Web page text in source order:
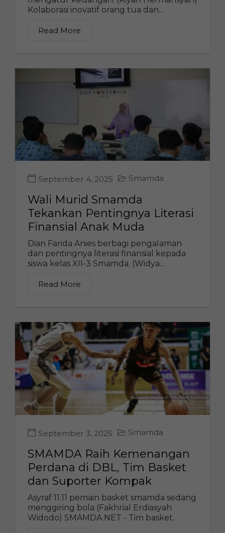
Kolaborasi inovatif orang tua dan...
Read More
September 4, 2025 Smamda
Wali Murid Smamda
Tekankan Pentingnya Literasi
Finansial Anak Muda
Dian Farida Anies berbagi pengalaman
dan pentingnya literasi finansial kepada
siswa kelas XII-3 Smamda. (Widya...
Read More
September 3, 2025 Smamda
SMAMDA Raih Kemenangan
Perdana di DBL, Tim Basket
dan Suporter Kompak
Asyraf 11.11 pemain basket smamda sedang
menggiring bola (Fakhrial Erdiasyah
Widodo) SMAMDA.NET - Tim basket...